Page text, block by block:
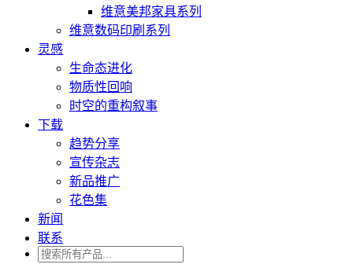
维意美邦家具系列
维意数码印刷系列
灵感
生命态进化
物质性回响
时空的重构叙事
下载
趋势分享
宣传杂志
新品推广
花色集
新闻
联系